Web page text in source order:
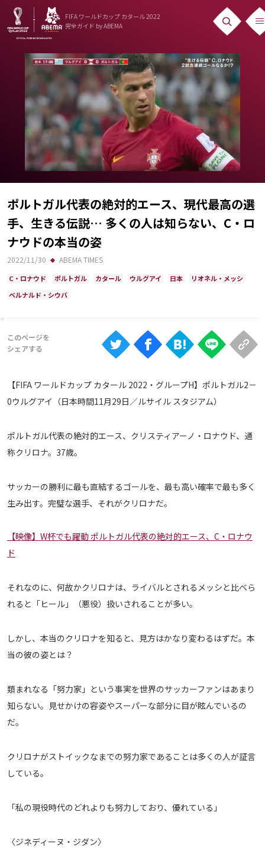
FIFA ワールドカップ カタール 2022
完全ガイド by ABEMA
ニュース
News
出場国
Teams
日本代表
日程・結果
Schedule
ランキング
大会について
iOS Apps
TV
メディアアライアンス
運営会社
プライバシーポリシー
ポルトガル代表の絶対的エース、現代最高の選
手、生きる伝説… 多くの人は知らない、C・ロ
ナウドの本当の姿
2022/11/30 ABEMA TIMES
C・ロナウド ポルトガル カタール ウルグアイ 日本
リオネル・メッシ
ベルナルド・シウバ
【FIFA ワールドカップ カタール 2022・グループH】ポルトガル2－
0ウルグアイ（日本時間11月29日／ルサイル スタジアム）
ポルトガル代表の絶対的エース、クリスティアーノ・ロナウド、通
称クリロナ。37歳。
サッカーの勝利に最も直結するゴールを、最も高い確率で最も多く
生み出す。完璧な選手、それがクリロナだ。
【映像】W杯でも躍動 ポルトガル代表の絶対的エース、C・ロナウ
ド
それなのに、何故かクリロナは、ライバルとされるメッシと比べら
れると「ヒール」（悪役）扱いされることが多い。
しかし、本当のクリロナを知ると、見方はかなり変わるはずだ。本
当の彼の姿とは？
類まれなる「努力家」という事実を世界のサッカーファンはあまり
知らない。見せかけの容姿やスーパーな部分に目が眩んでいるの
だ。
クリロナがストイックなまでの努力家であることは多くの人が証言
している。
「私の現役時代のどれよりも努力しており、優れている」
〈ジネディーヌ・ジダン〉